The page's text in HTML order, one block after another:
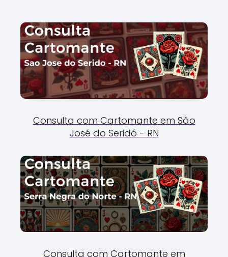
Consulta com Cartomante em São
José do Seridó - RN
Consulta com Cartomante em